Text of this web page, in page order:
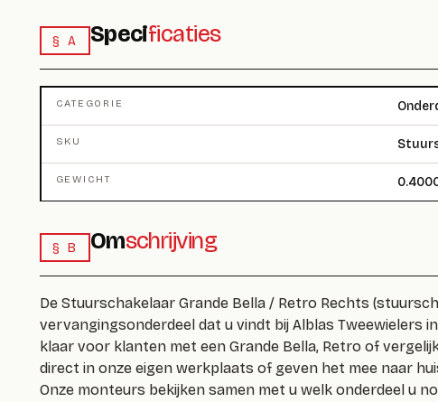
§ A Specificaties
CATEGORIE
SKU
GEWICHT
§ B Omschrijving
De Stuurschakelaar Grande Bella / Retro Rechts (
vervangingsonderdeel dat u vindt bij Alblas Tweewielers
klaar voor klanten met een Grande Bella, Retro of
direct in onze eigen werkplaats of geven het mee naar
Onze monteurs bekijken samen met u welk onderdeel u